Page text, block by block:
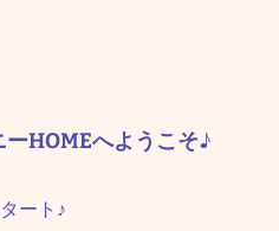
HOMEへようこそ♪
ート♪